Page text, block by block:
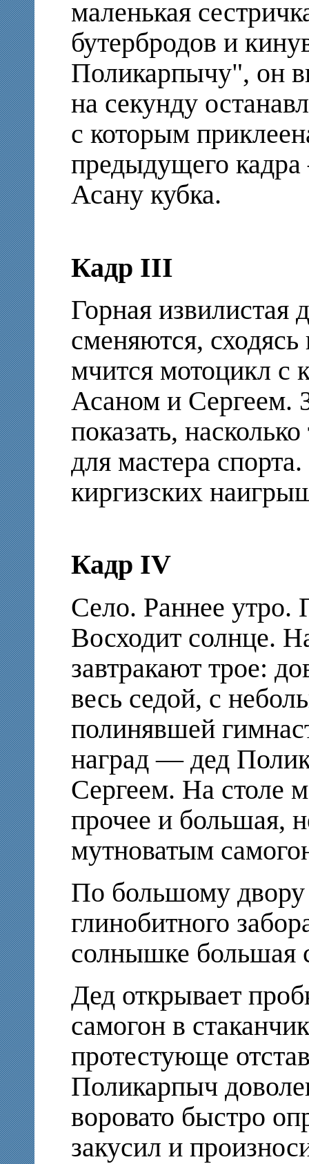
маленькая
бутербродов и
Поликарпычу", он
на секунду
с которым
предыдущего
Асану кубка.
Кадр III
Горная извилистая
сменяются, сходясь
мчится мотоцикл с
Асаном и Сергеем.
показать,
для мастера
киргизских
Кадр IV
Село. Раннее утро.
Восходит солнце.
завтракают трое:
весь седой, с
полинявшей
наград — дед
Сергеем. На столе
прочее и большая,
мутноватым
По большому двору
глинобитного
солнышке большая
Дед открывает
самогон в
протестующе
Поликарпыч
воровато быстро
закусил и